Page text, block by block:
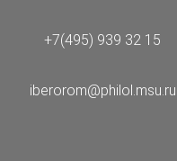
+7(495) 939 32 15
iberorom@philol.msu.ru